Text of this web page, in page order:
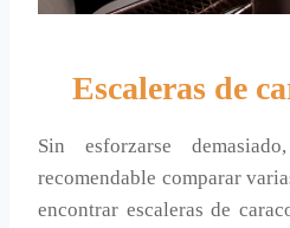
Escaleras de
Sin esforzarse
recomendable comparar
encontrar escaleras de